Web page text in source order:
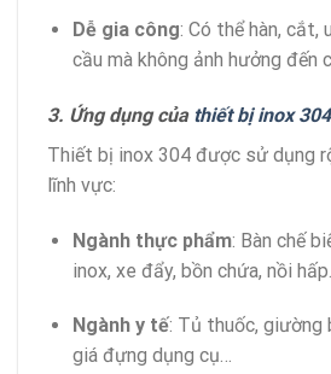
Dễ gia công: Có thể hàn, cắt,
cầu mà không ảnh hưởng đến
3. Ứng dụng của thiết bị inox 304
Thiết bị inox 304 được sử dụng
lĩnh vực:
Ngành thực phẩm: Bàn chế
inox, xe đẩy, bồn chứa, nồi hấp…
Ngành y tế: Tủ thuốc, giường
giá đựng dụng cụ…